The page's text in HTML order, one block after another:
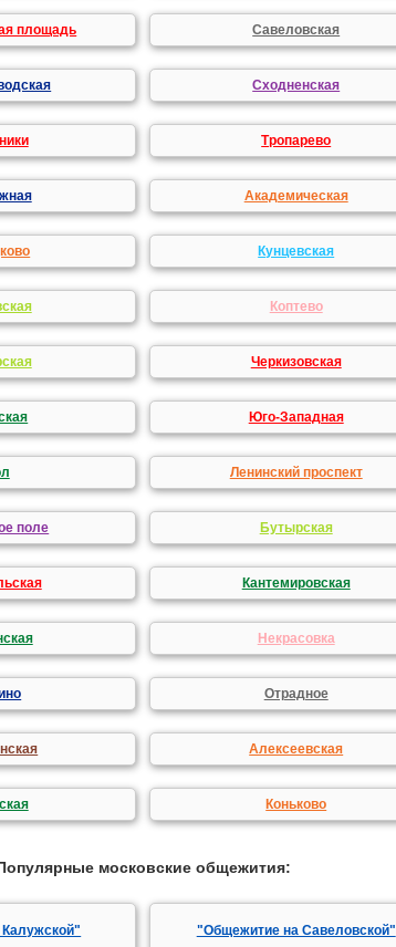
площадь Савеловская
Сходненская
Тропарево
Академическая
Кунцевская
Коптево
Черкизовская
Юго-Западная
Ленинский проспект
поле Бутырская
Кантемировская
Некрасовка
Отрадное
Алексеевская
Коньково
московские общежития:
"Общежитие на Савеловской"